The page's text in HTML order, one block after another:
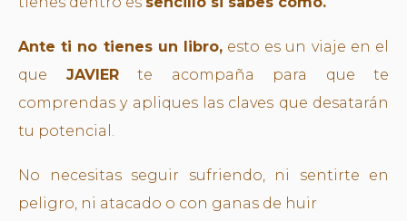
Ante ti no tienes un libro,esto es un viaje en el
que JAVIERte acompaña para que te
comprendas y apliques las claves que desatarán
tu potencial.
No necesitas seguir sufriendo, ni sentirte en
peligro, ni atacado o con ganas de huir